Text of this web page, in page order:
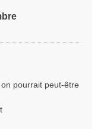
pourrait peut-être